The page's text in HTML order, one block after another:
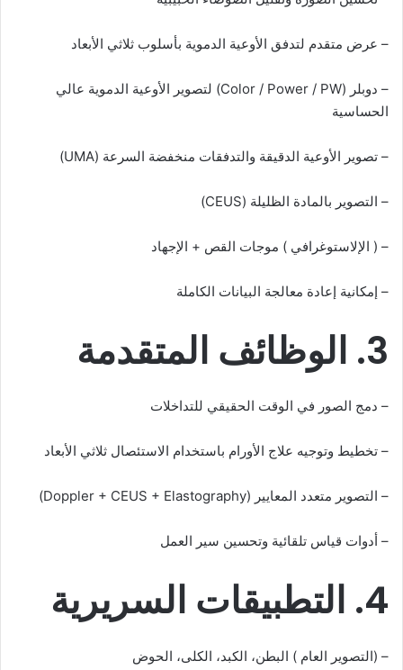
– عرض متقدم لتدفق الأوعية الدموية بأسلوب ثلاثي الأبعاد
– دوبلر (Color / Power / PW) لتصوير الأوعية الدموية عالي
الحساسية
– تصوير الأوعية الدقيقة والتدفقات منخفضة السرعة (UMA)
– التصوير بالمادة الظليلة (CEUS)
– ( الإلاستوغرافي ) موجات القص + الإجهاد
– إمكانية إعادة معالجة البيانات الكاملة
3. الوظائف المتقدمة
– دمج الصور في الوقت الحقيقي للتداخلات
– تخطيط وتوجيه علاج الأورام باستخدام الاستئصال ثلاثي الأبعاد
– التصوير متعدد المعايير (Doppler + CEUS + Elastography)
– أدوات قياس تلقائية وتحسين سير العمل
4. التطبيقات السريرية
– (التصوير العام ) البطن، الكبد، الكلى، الحوض